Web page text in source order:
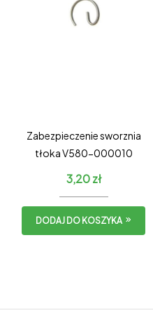
Zabezpieczenie sworznia
tłoka V580-000010
3,20zł
DODAJ DO KOSZYKA